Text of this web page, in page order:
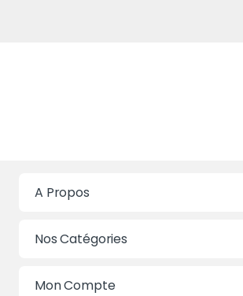
A Propos
Nos Catégories
Mon Compte